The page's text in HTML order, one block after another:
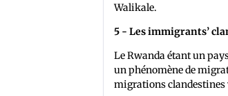
Walikale.
5 - Les immigrants’
Le Rwanda étant un
un phénomène de
migrations clandestines